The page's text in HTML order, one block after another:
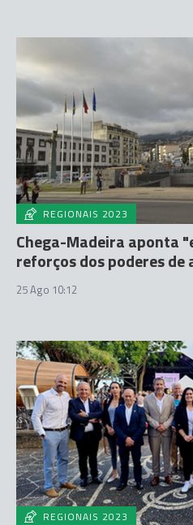
REGIONAIS 2023
Chega-Madeira aponta
reforços dos poderes
25 Ago 10:12
REGIONAIS 2023